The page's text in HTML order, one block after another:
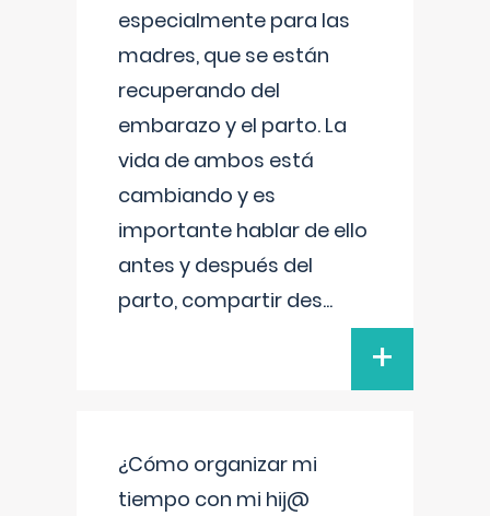
especialmente para las
madres, que se están
recuperando del
embarazo y el parto. La
vida de ambos está
cambiando y es
importante hablar de ello
antes y después del
parto, compartir des...
+
¿Cómo organizar mi
tiempo con mi hij@